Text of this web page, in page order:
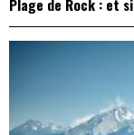
Plage de Rock : et